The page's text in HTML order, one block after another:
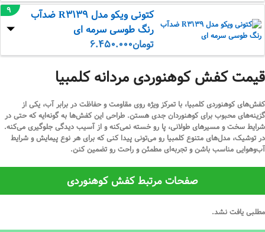
9
کتونی ویکو مدل R3139 ضدآب
رنگ طوسی سرمه ای
تومان6.450.000
قیمت کفش کوهنوردی مردانه کلمبیا
کفش‌های کوهنوردی کلمبیا، با تمرکز ویژه روی مقاومت و حفاظت در برابر آب، یکی از
گزینه‌های محبوب برای کوهنوردان جدی هستن. طراحی این کفش‌ها به گونه‌ایه که حتی در
شرایط سخت و مسیرهای طولانی، پا رو خسته نمی‌کنه و از آسیب دیدگی جلوگیری می‌کنه.
در توشیک، مدل‌های متنوع کلمبیا رو می‌تونی پیدا کنی که برای هر نوع پیمایش و شرایط
آب‌وهوایی مناسب باشن و تجربه‌ای مطمئن و راحت رو تضمین کنن.
صفحات مرتبط کفش کوهنوردی
مطلبی یافت نشد.